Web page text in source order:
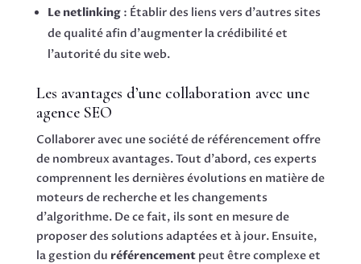
Le netlinking: Établir des liens vers d’autres sites
de qualité afin d’augmenter la crédibilité et
l’autorité du site web.
Les avantages d’une collaboration avec une
agence SEO
Collaborer avec une société de référencement offre
de nombreux avantages. Tout d’abord, ces experts
comprennent les dernières évolutions en matière de
moteurs de recherche et les changements
d’algorithme. De ce fait, ils sont en mesure de
proposer des solutions adaptées et à jour. Ensuite,
la gestion du référencementpeut être complexe et